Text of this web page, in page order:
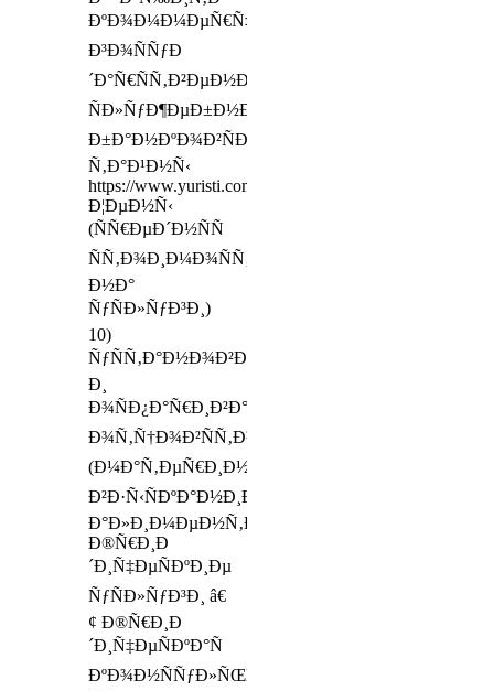
ÐºÐ¾Ð¼Ð¼ÐµÑ€Ñ‡ÐµÑÐºÐ¾Ð¹,
Ð³Ð¾ÑÑƒÐ
´Ð°Ñ€ÑÑ‚Ð²ÐµÐ½Ð½Ð¾Ð¹,
ÑÐ»ÑƒÐ¶ÐµÐ±Ð½Ð¾Ð¹,
Ð±Ð°Ð½ÐºÐ¾Ð²ÑÐºÐ¾Ð¹
Ñ‚Ð°Ð¹Ð½Ñ‹
https://www.yuristi.com
Ð¦ÐµÐ½Ñ‹
(ÑÑ€ÐµÐ´Ð½ÑÑ
ÑÑ‚Ð¾Ð¸Ð¼Ð¾ÑÑ‚ÑŒ
Ð½Ð°
ÑƒÑÐ»ÑƒÐ³Ð¸)
10)
ÑƒÑÑ‚Ð°Ð½Ð¾Ð²Ð»ÐµÐ½Ð¸Ðµ
Ð¸
Ð¾ÑÐ¿Ð°Ñ€Ð¸Ð²Ð°Ð½Ð¸Ðµ
Ð¾Ñ‚Ñ†Ð¾Ð²ÑÑ‚Ð²Ð°
(Ð¼Ð°Ñ‚ÐµÑ€Ð¸Ð½ÑÑ‚Ð²Ð°),
Ð²Ð·Ñ‹ÑÐºÐ°Ð½Ð¸Ðµ
Ð°Ð»Ð¸Ð¼ÐµÐ½Ñ‚Ð¾Ð²;
Ð®Ñ€Ð¸Ð
´Ð¸Ñ‡ÐµÑÐºÐ¸Ðµ
ÑƒÑÐ»ÑƒÐ³Ð¸ â€
¢ Ð®Ñ€Ð¸Ð
´Ð¸Ñ‡ÐµÑÐºÐ°Ñ
ÐºÐ¾Ð½ÑÑƒÐ»ÑŒÑ‚Ð°Ñ†Ð¸Ñ